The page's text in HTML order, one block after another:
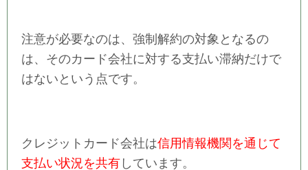
注意が必要なのは、強制解約の対象となるの
は、そのカード会社に対する支払い滞納だけで
はないという点です。
クレジットカード会社は信用情報機関を通じて
支払い状況を共有しています。